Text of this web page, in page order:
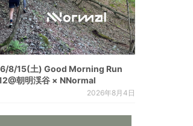
8/15(土) Good Morning Run
朝明渓谷 × NNormal
2026年8月4日